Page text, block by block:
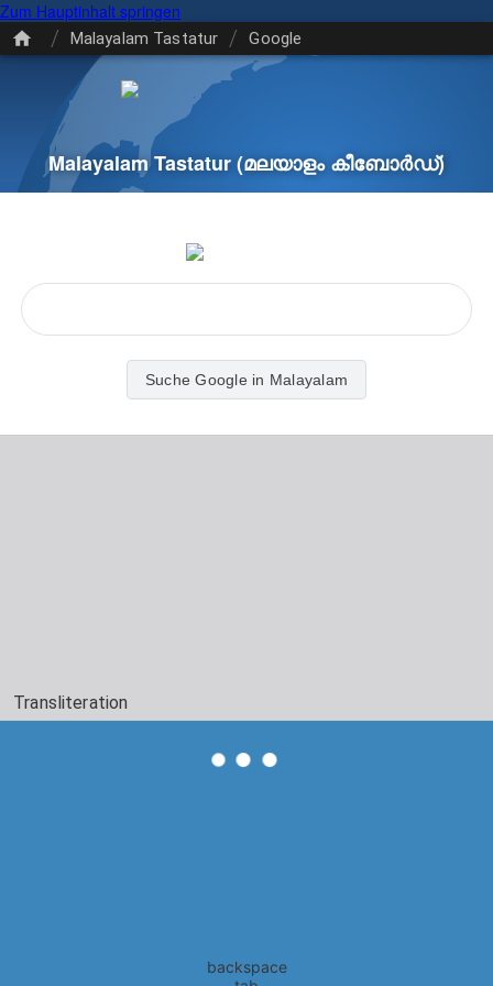
Zum Hauptinhalt springen
/ Malayalam Tastatur / Google
Malayalam Tastatur(മലയാളം കീബോർഡ്)
Suche Google in Malayalam
backspace
Transliteration